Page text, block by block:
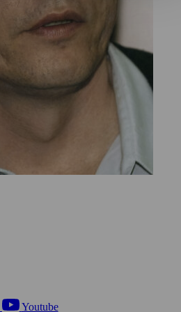
Youtube